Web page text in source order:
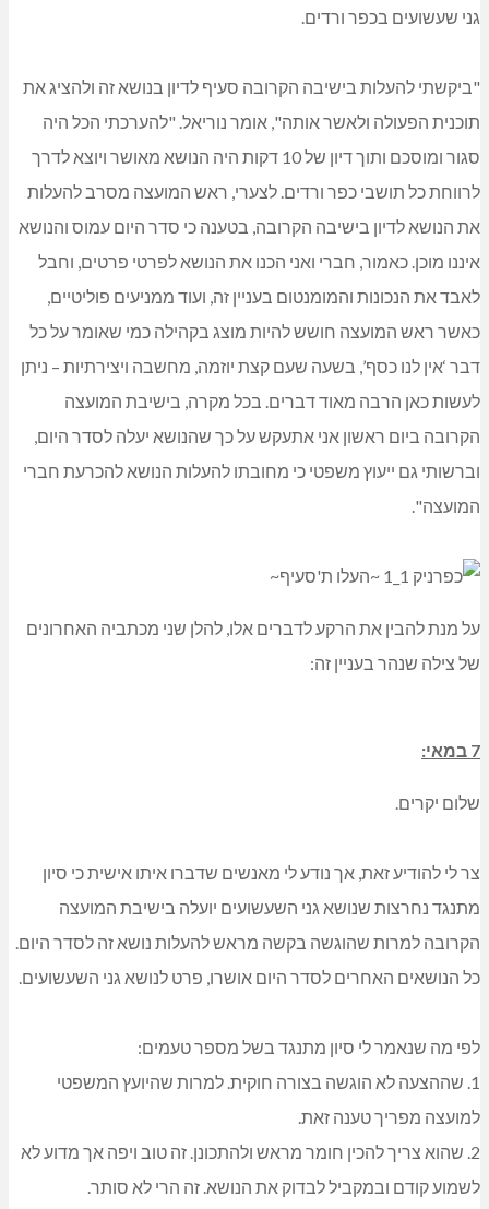
גני שעשועים בכפר ורדים.
"ביקשתי להעלות בישיבה הקרובה סעיף לדיון בנושא זה ולהציג את
תוכנית הפעולה ולאשר אותה", אומר נוריאל. "להערכתי הכל היה
סגור ומוסכם ותוך דיון של 10 דקות היה הנושא מאושר ויוצא לדרך
לרווחת כל תושבי כפר ורדים. לצערי, ראש המועצה מסרב להעלות
את הנושא לדיון בישיבה הקרובה, בטענה כי סדר היום עמוס והנושא
איננו מוכן. כאמור, חברי ואני הכנו את הנושא לפרטי פרטים, וחבל
לאבד את הנכונות והמומנטום בעניין זה, ועוד ממניעים פוליטיים,
כאשר ראש המועצה חושש להיות מוצג בקהילה כמי שאומר על כל
דבר ‘אין לנו כסף’, בשעה שעם קצת יוזמה, מחשבה ויצירתיות – ניתן
לעשות כאן הרבה מאוד דברים. בכל מקרה, בישיבת המועצה
הקרובה ביום ראשון אני אתעקש על כך שהנושא יעלה לסדר היום,
וברשותי גם ייעוץ משפטי כי מחובתו להעלות הנושא להכרעת חברי
המועצה".
על מנת להבין את הרקע לדברים אלו, להלן שני מכתביה האחרונים
של צילה שנהר בעניין זה:
7 במאי:
שלום יקרים.
צר לי להודיע זאת, אך נודע לי מאנשים שדברו איתו אישית כי סיון
מתנגד נחרצות שנושא גני השעשועים יועלה בישיבת המועצה
הקרובה למרות שהוגשה בקשה מראש להעלות נושא זה לסדר היום.
כל הנושאים האחרים לסדר היום אושרו, פרט לנושא גני השעשועים.
לפי מה שנאמר לי סיון מתנגד בשל מספר טעמים:
1. שההצעה לא הוגשה בצורה חוקית. למרות שהיועץ המשפטי
למועצה מפריך טענה זאת.
2. שהוא צריך להכין חומר מראש ולהתכונן. זה טוב ויפה אך מדוע לא
לשמוע קודם ובמקביל לבדוק את הנושא. זה הרי לא סותר.